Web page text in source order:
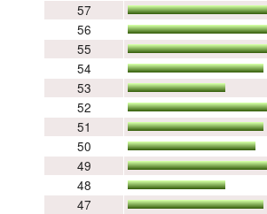
57
56
55
54
53
52
51
50
49
48
47